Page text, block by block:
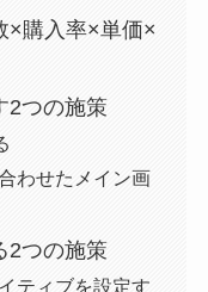
×購入率×単価×
2つの施策
わせたメイン画
2つの施策
ティブを設定す